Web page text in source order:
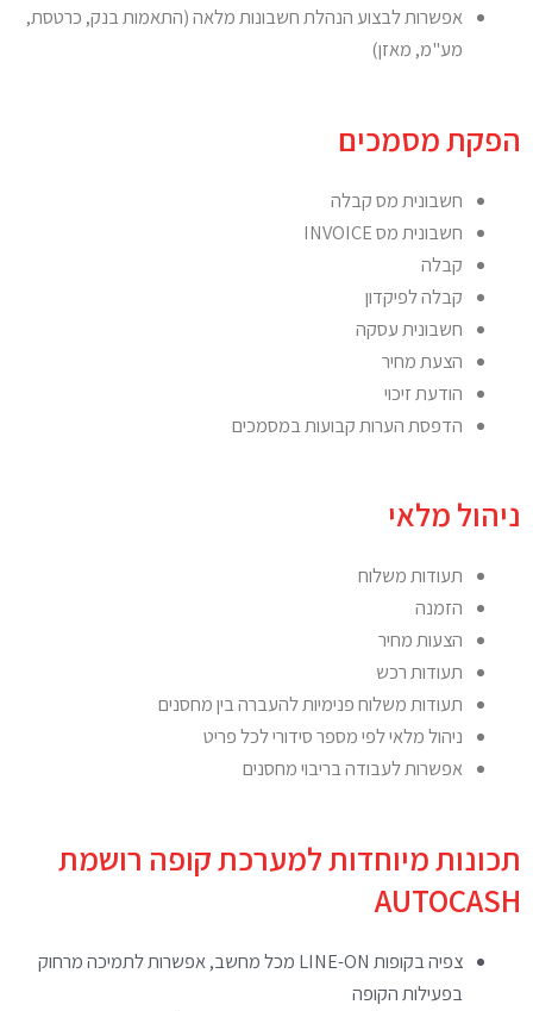
אפשרות לבצוע הנהלת חשבונות מלאה (התאמות בנק, כרטסת,
מע"מ, מאזן)
הפקת מסמכים
חשבונית מס קבלה
חשבונית מס INVOICE
קבלה
קבלה לפיקדון
חשבונית עסקה
הצעת מחיר
הודעת זיכוי
הדפסת הערות קבועות במסמכים
ניהול מלאי
תעודות משלוח
הזמנה
הצעות מחיר
תעודות רכש
תעודות משלוח פנימיות להעברה בין מחסנים
ניהול מלאי לפי מספר סידורי לכל פריט
אפשרות לעבודה בריבוי מחסנים
תכונות מיוחדות למערכת קופה רושמת
AUTOCASH
צפיה בקופות LINE-ON מכל מחשב, אפשרות לתמיכה מרחוק
בפעילות הקופה